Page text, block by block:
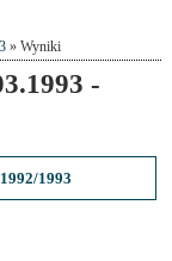
» Wyniki
-
1993